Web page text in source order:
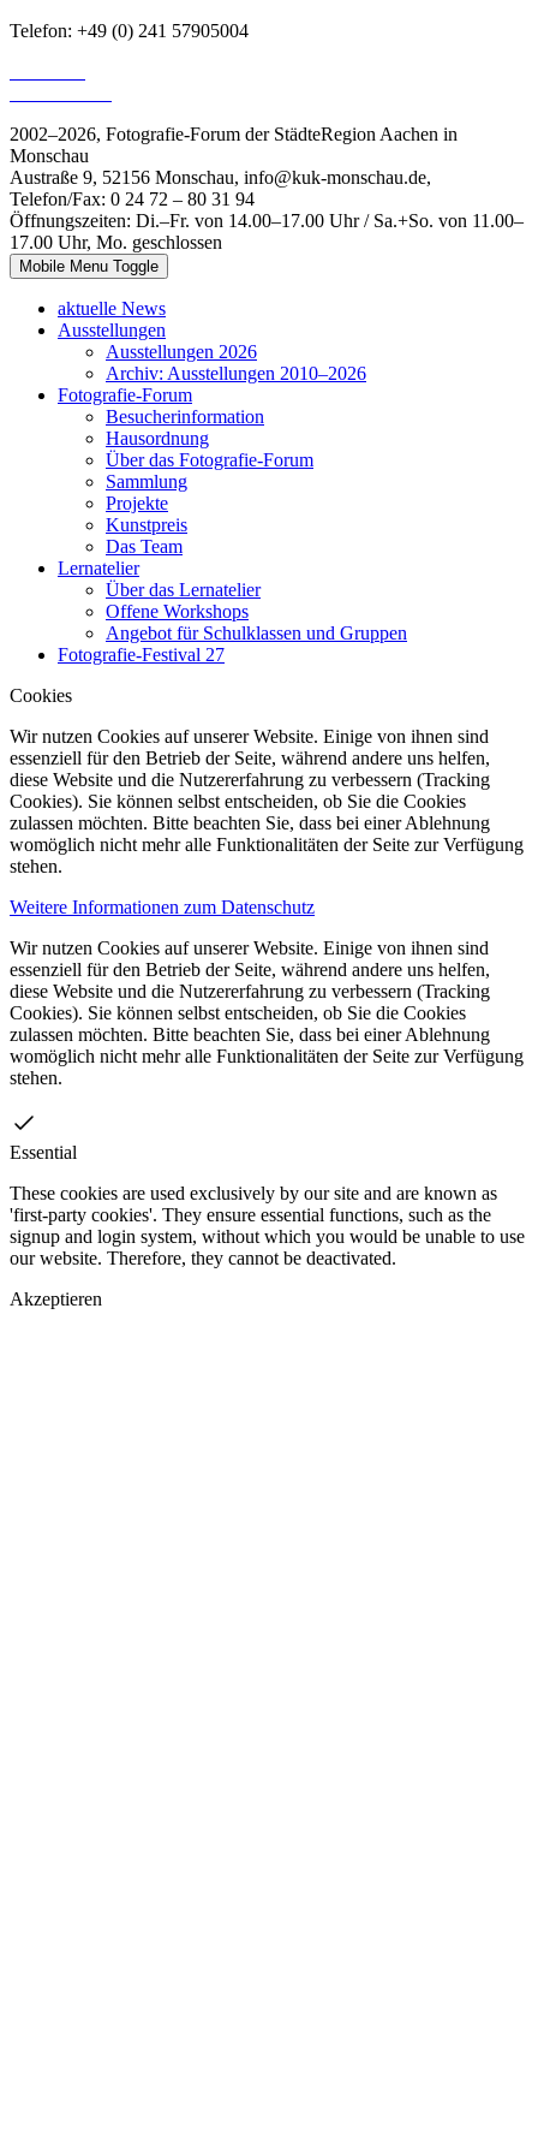
Telefon: +49 (0) 241 57905004
2002–2026, Fotografie-Forum der StädteRegion Aachen in
Monschau
Austraße 9, 52156 Monschau, info@kuk-monschau.de,
Telefon/Fax: 0 24 72 – 80 31 94
Öffnungszeiten: Di.–Fr. von 14.00–17.00 Uhr / Sa.+So. von 11.00–
17.00 Uhr, Mo. geschlossen
Mobile Menu Toggle
aktuelle News
Ausstellungen
Ausstellungen 2026
Archiv: Ausstellungen 2010–2026
Fotografie-Forum
Besucherinformation
Hausordnung
Über das Fotografie-Forum
Sammlung
Projekte
Kunstpreis
Das Team
Lernatelier
Über das Lernatelier
Offene Workshops
Angebot für Schulklassen und Gruppen
Fotografie-Festival 27
Cookies
Wir nutzen Cookies auf unserer Website. Einige von ihnen sind
essenziell für den Betrieb der Seite, während andere uns helfen,
diese Website und die Nutzererfahrung zu verbessern (Tracking
Cookies). Sie können selbst entscheiden, ob Sie die Cookies
zulassen möchten. Bitte beachten Sie, dass bei einer Ablehnung
womöglich nicht mehr alle Funktionalitäten der Seite zur Verfügung
stehen.
Weitere Informationen zum Datenschutz
Wir nutzen Cookies auf unserer Website. Einige von ihnen sind
essenziell für den Betrieb der Seite, während andere uns helfen,
diese Website und die Nutzererfahrung zu verbessern (Tracking
Cookies). Sie können selbst entscheiden, ob Sie die Cookies
zulassen möchten. Bitte beachten Sie, dass bei einer Ablehnung
womöglich nicht mehr alle Funktionalitäten der Seite zur Verfügung
stehen.
Essential
These cookies are used exclusively by our site and are known as
'first-party cookies'. They ensure essential functions, such as the
signup and login system, without which you would be unable to use
our website. Therefore, they cannot be deactivated.
Akzeptieren